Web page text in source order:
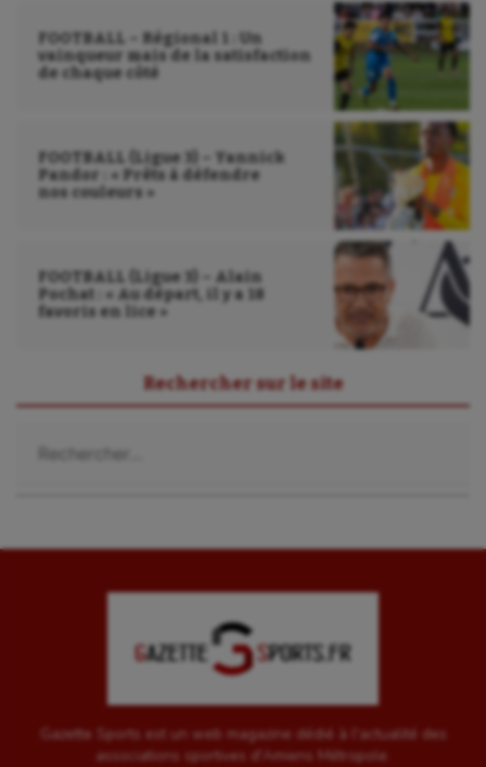
Water-polo
FOOTBALL – Régional 1 : Un
vainqueur mais de la satisfaction
de chaque côté
FOOTBALL (Ligue 3) – Yannick
Pandor : « Prêts à défendre
nos couleurs »
FOOTBALL (Ligue 3) – Alain
Pochat : « Au départ, il y a 18
favoris en lice »
Rechercher sur le site
Gazette Sports est un web magazine dédié à l'actualité des
associations sportives d'Amiens Métropole.